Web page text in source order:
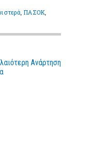
,ΠΑΣΟΚ,
Ανάρτηση